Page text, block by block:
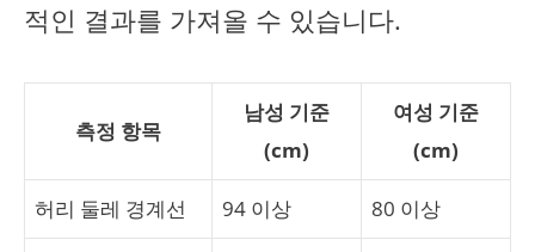
적인 결과를 가져올 수 있습니다.
측정 항목
남성 기준
(cm)
여성 기준
(cm)
허리 둘레 경계선 94 이상 80 이상